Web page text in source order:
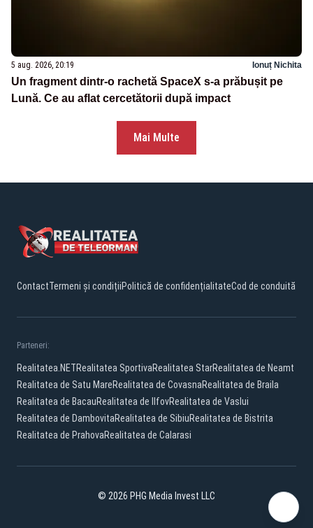
5 aug. 2026, 20:19 Ionuț Nichita
Un fragment dintr-o rachetă SpaceX s-a prăbușit pe
Lună. Ce au aflat cercetătorii după impact
Mai Multe
ContactTermeni și condițiiPolitică de confidențialitateCod de conduită
Parteneri:
Realitatea.NETRealitatea SportivaRealitatea StarRealitatea de Neamt
Realitatea de Satu MareRealitatea de CovasnaRealitatea de Braila
Realitatea de BacauRealitatea de IlfovRealitatea de Vaslui
Realitatea de DambovitaRealitatea de SibiuRealitatea de Bistrita
Realitatea de PrahovaRealitatea de Calarasi
© 2026 PHG Media Invest LLC